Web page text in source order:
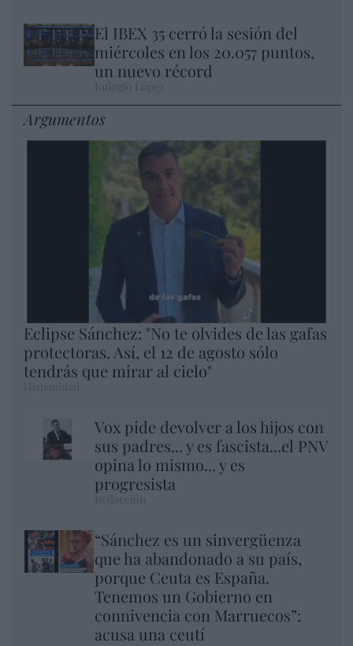
El IBEX 35 cerró la sesión del
miércoles en los 20.057 puntos,
un nuevo récord
Argumentos
Eclipse Sánchez: "No te olvides de las gafas
protectoras. Así, el 12 de agosto sólo
tendrás que mirar al cielo"
Vox pide devolver a los hijos con
sus padres... y es fascista...el PNV
opina lo mismo... y es
progresista
“Sánchez es un sinvergüenza
que ha abandonado a su país,
porque Ceuta es España.
Tenemos un Gobierno en
connivencia con Marruecos”:
acusa una ceutí